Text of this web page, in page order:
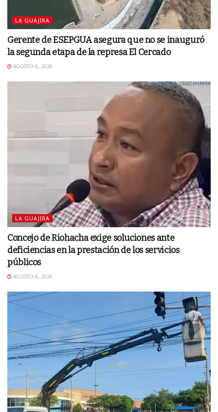
LA GUAJIRA
Gerente de ESEPGUA asegura que no se inauguró
la segunda etapa de la represa El Cercado
AGOSTO 6, 2026
LA GUAJIRA
Concejo de Riohacha exige soluciones ante
deficiencias en la prestación de los servicios
públicos
AGOSTO 6, 2026